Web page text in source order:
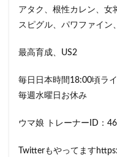
アタク、根性カレン、女
スピグル、パワファイン
最高育成、US2
毎日日本時間18:00頃ラ
毎週水曜日お休み
ウマ娘 トレーナーID：
Twitterもやってます